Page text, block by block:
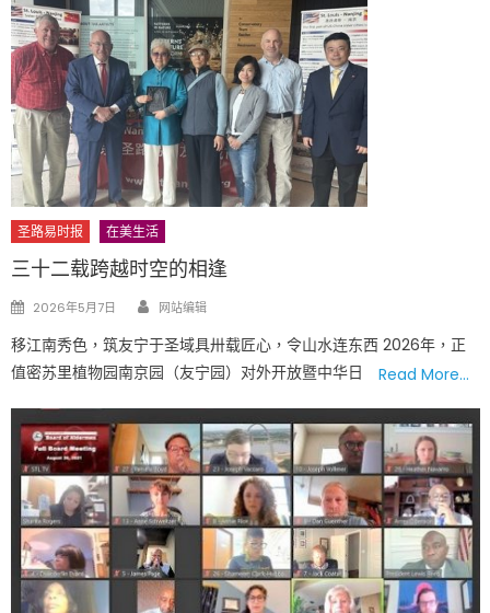
圣路易时报 在美生活
三十二载跨越时空的相逢
Posted
2026年5月7日 Author
网站编辑
移江南秀色，筑友宁于圣域具卅载匠心，令山水连东西 2026年，正
值密苏里植物园南京园（友宁园）对外开放暨中华日
Read More…